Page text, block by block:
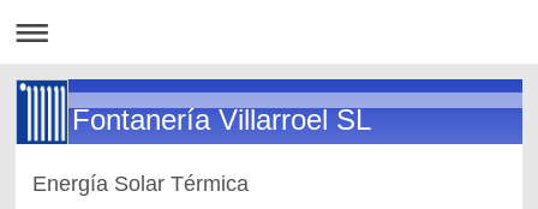
Fontanería Villarroel SL
Energía Solar Térmica